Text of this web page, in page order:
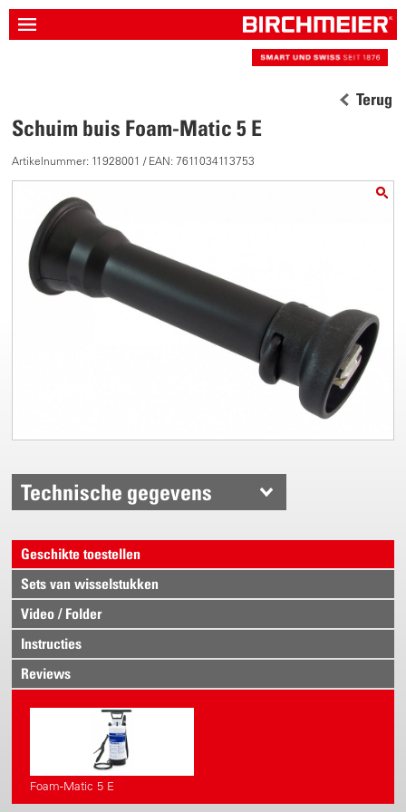
Terug
Schuim buis Foam-Matic 5 E
Artikelnummer: 11928001 / EAN: 7611034113753
Technische gegevens
Geschikte toestellen
Sets van wisselstukken
Video / Folder
Instructies
Reviews
Foam-Matic 5 E